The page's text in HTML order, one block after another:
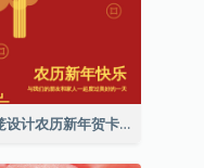
灯笼设计农历新年贺卡